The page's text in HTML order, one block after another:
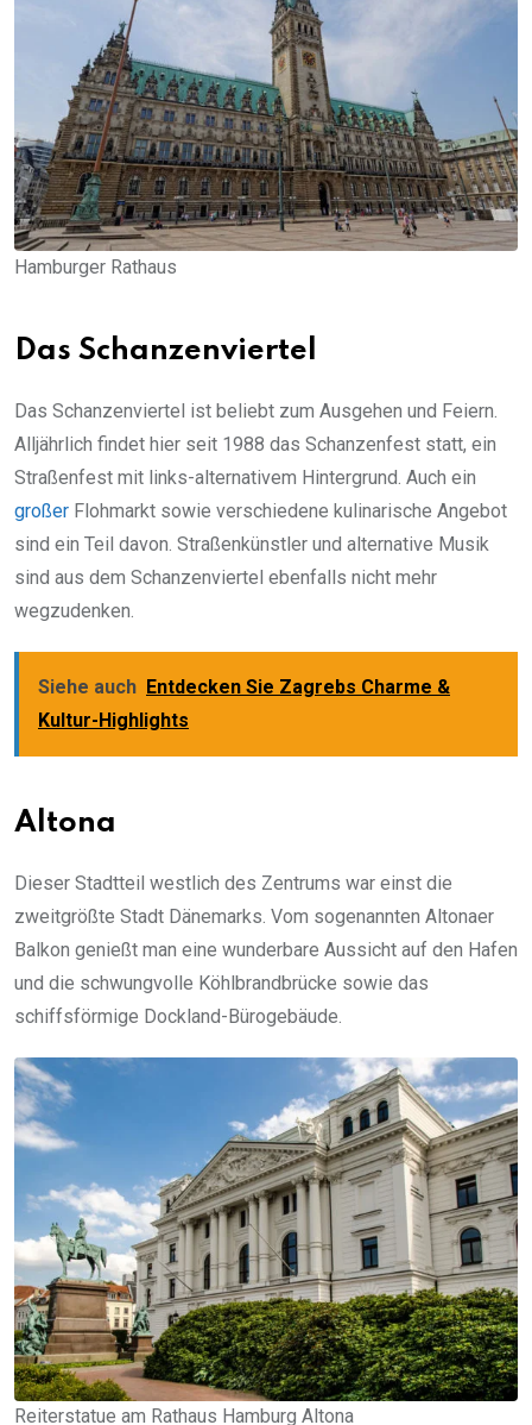
Hamburger Rathaus
Das Schanzenviertel
Das Schanzenviertel ist beliebt zum Ausgehen und Feiern.
Alljährlich findet hier seit 1988 das Schanzenfest statt, ein
Straßenfest mit links-alternativem Hintergrund. Auch ein
großer Flohmarkt sowie verschiedene kulinarische Angebot
sind ein Teil davon. Straßenkünstler und alternative Musik
sind aus dem Schanzenviertel ebenfalls nicht mehr
wegzudenken.
Siehe auch Entdecken Sie Zagrebs Charme &
Kultur-Highlights
Altona
Dieser Stadtteil westlich des Zentrums war einst die
zweitgrößte Stadt Dänemarks. Vom sogenannten Altonaer
Balkon genießt man eine wunderbare Aussicht auf den Hafen
und die schwungvolle Köhlbrandbrücke sowie das
schiffsförmige Dockland-Bürogebäude.
Reiterstatue am Rathaus Hamburg Altona